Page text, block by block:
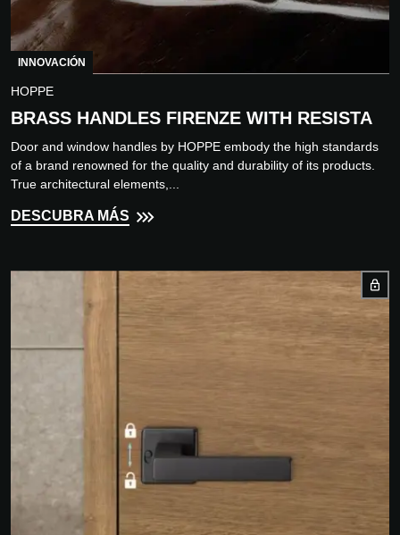
INNOVACIÓN
HOPPE
BRASS HANDLES FIRENZE WITH RESISTA
Door and window handles by HOPPE embody the high standards
of a brand renowned for the quality and durability of its products.
True architectural elements,...
DESCUBRA MÁS